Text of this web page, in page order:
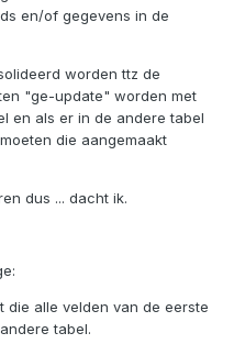
en/of gegevens in de
worden ttz de
"ge-update" worden met
en als er in de andere tabel
die aangemaakt
dus ... dacht ik.
die alle velden van de eerste
tabel.